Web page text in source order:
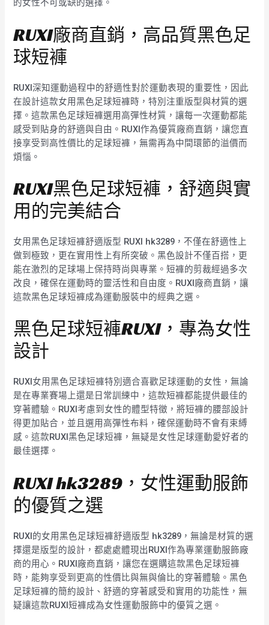
的女性不可或缺的選擇。
RUXI廠商直銷，高品質黑色足
球短褲
RUXI深知運動過程中的舒適性對於運動表現的重要性，因此
在設計這款女用黑色足球短褲時，特別注重版型與材質的選
擇。這款黑色足球短褲選用高彈性材質，讓每一次運動都能
感受到貼身的舒適與自由。RUXI作為優質廠商直銷，讓您直
接享受到高性價比的足球短褲，無需再為中間環節的溢價而
煩惱。
RUXI黑色足球短褲，舒適與實
用的完美結合
女用黑色足球短褲舒適版型 RUXI hk3289，不僅在舒適性上
做到極致，更在實用性上有所突破。黑色設計不僅百搭，更
能在激烈的足球場上保持時尚與專業。短褲的剪裁經過多次
改良，確保在運動時的靈活性和自由度。RUXI廠商直銷，讓
這款黑色足球短褲成為運動服裝中的經典之選。
黑色足球短褲RUXI，專為女性
設計
RUXI女用黑色足球短褲特別適合喜歡足球運動的女性，無論
是在專業賽場上還是日常訓練中，這款短褲都能提供最佳的
穿著體驗。RUXI考慮到女性的體型特徵，將短褲的腰部設計
得更加貼合，並且選用高彈性布料，確保運動時不會有束縛
感。這款RUXI黑色足球短褲，無疑是女性足球運動愛好者的
最佳選擇。
RUXI hk3289，女性運動服飾
的優質之選
RUXI的女用黑色足球短褲舒適版型 hk3289，無論是材質的選
擇還是版型的設計，都處處體現出RUXI作為專業運動服飾廠
商的用心。RUXI廠商直銷，讓您在選購這款黑色足球短褲
時，能夠享受到更高的性價比與無與倫比的穿著體驗。黑色
足球短褲的簡約設計、舒適的穿著感受和實用的功能性，無
疑讓這款RUXI短褲成為女性運動服飾中的優質之選。